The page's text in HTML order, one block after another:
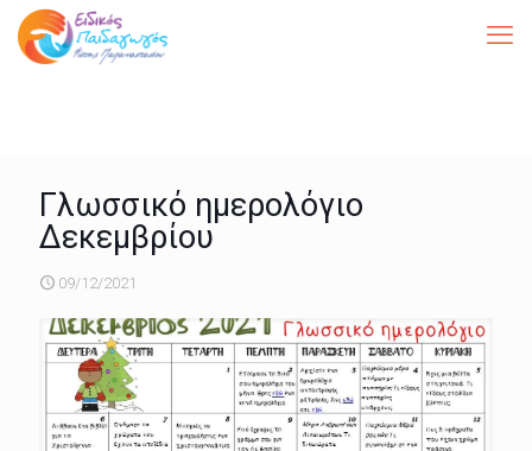
Γλωσσικό ημερολόγιο
Δεκεμβρίου
09/12/2021